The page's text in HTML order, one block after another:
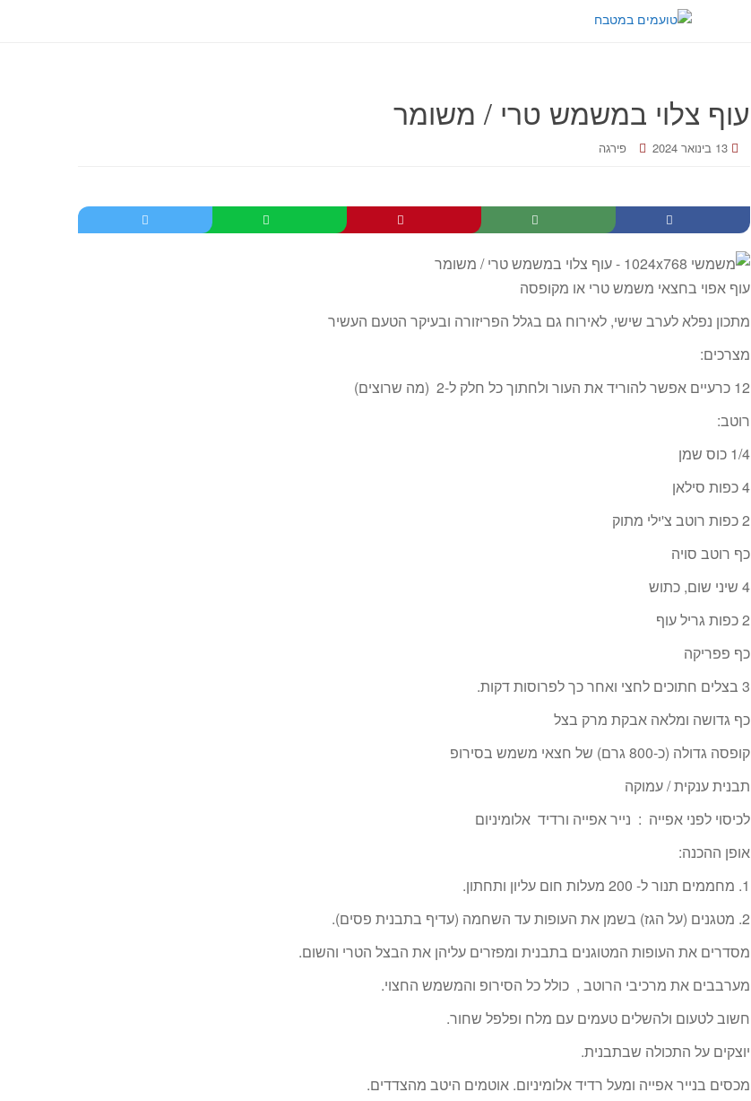
עוף צלוי במשמש טרי / משומר
13 בינואר 2024 פירגה
עוף אפוי בחצאי משמש טרי או מקופסה
מתכון נפלא לערב שישי, לאירוח גם בגלל הפריזורה ובעיקר הטעם העשיר
מצרכים:
12 כרעיים אפשר להוריד את העור ולחתוך כל חלק ל-2 (מה שרוצים)
רוטב:
1/4 כוס שמן
4 כפות סילאן
2 כפות רוטב צ'ילי מתוק
כף רוטב סויה
4 שיני שום, כתוש
2 כפות גריל עוף
כף פפריקה
3 בצלים חתוכים לחצי ואחר כך לפרוסות דקות.
כף גדושה ומלאה אבקת מרק בצל
קופסה גדולה (כ-800 גרם) של חצאי משמש בסירופ
תבנית ענקית / עמוקה
לכיסוי לפני אפייה : נייר אפייה ורדיד אלומיניום
אופן ההכנה:
1. מחממים תנור ל- 200 מעלות חום עליון ותחתון.
2. מטגנים (על הגז) בשמן את העופות עד השחמה (עדיף בתבנית פסים).
מסדרים את העופות המטוגנים בתבנית ומפזרים עליהן את הבצל הטרי והשום.
מערבבים את מרכיבי הרוטב , כולל כל הסירופ והמשמש החצוי.
חשוב לטעום ולהשלים טעמים עם מלח ופלפל שחור.
יוצקים על התכולה שבתבנית.
מכסים בנייר אפייה ומעל רדיד אלומיניום. אוטמים היטב מהצדדים.